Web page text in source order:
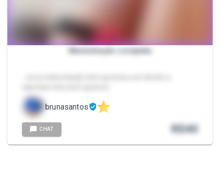
Masturbação completa
brunasantos
CHAT R$40